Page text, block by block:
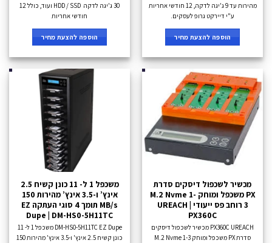
מהירות עד 9 ג'יגה לדקה, 12 חודשי אחריות
ע"י דיירקט גרופ לעסקים.
הוספה להצעת מחיר
30 ג'יגה לדקה HDD / SSD ועוד, כולל 12
חודשי אחריות
הוספה להצעת מחיר
מכשיר לשכפול דיסקים סדרת
PX משכפל ומוחק M.2 Nvme 1-
3 רוחב פס ייעודי UREACH |
PX360C
PX360C UREACH מכשיר לשכפול דיסקים
סדרת PX משכפל ומוחק M.2 Nvme 1-3
משכפל 1 ל- 11 כונן קשיח 2.5
אינץ’ ו-3.5 אינץ’ מהירות 150
MB/s תומך 4 סוגי העתקה EZ
Dupe | DM-HS0-5H11TC
DM-HS0-5H11TC EZ Dupe משכפל 1 ל- 11
כונן קשיח 2.5 אינץ' ו-3.5 אינץ' מהירות 150